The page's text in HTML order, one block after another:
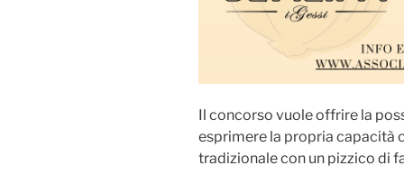
Il concorso vuole offrire la
esprimere la propria capacità
tradizionale con un pizzico di